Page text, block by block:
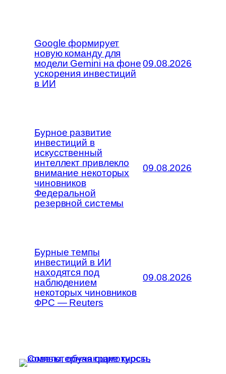
Google формирует
новую команду для
модели Gemini на фоне
ускорения инвестиций
в ИИ
09.08.2026
Бурное развитие
инвестиций в
искусственный
интеллект привлекло
внимание некоторых
чиновников
Федеральной
резервной системы
09.08.2026
Бурные темпы
инвестиций в ИИ
находятся под
наблюдением
некоторых чиновников
ФРС — Reuters
09.08.2026